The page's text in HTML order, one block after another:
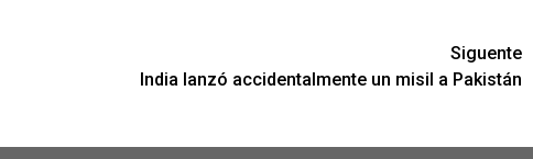
Siguente
India lanzó accidentalmente un misil a Pakistán